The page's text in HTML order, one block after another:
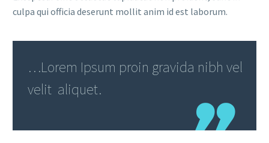
culpa qui officia deserunt mollit anim id est laborum.
…Lorem Ipsum proin gravida nibh vel
velit aliquet.